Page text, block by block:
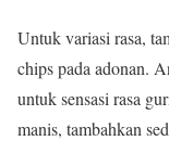
Untuk variasi rasa,
chips pada adonan.
untuk sensasi rasa
manis, tambahkan